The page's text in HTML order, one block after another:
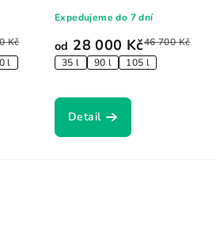
Kč
l
od 28 000 Kč46 700 Kč
35 l 90 l 105 l
Expedujeme do 7 dní
Detail